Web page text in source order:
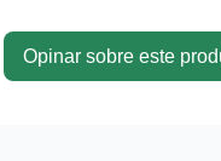
Opinar sobre este